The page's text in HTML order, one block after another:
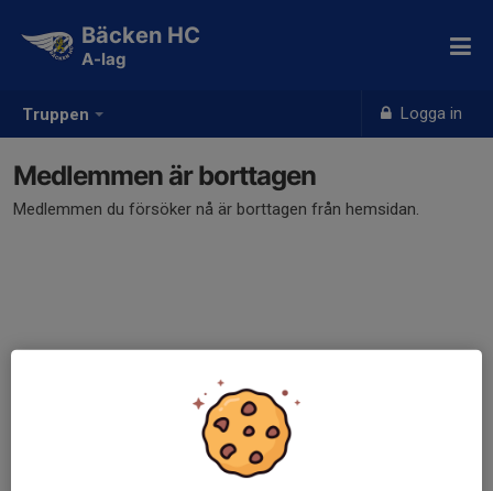
Truppen Logga in
Bäcken HC
A-lag
Medlemmen är borttagen
Medlemmen du försöker nå är borttagen från hemsidan.